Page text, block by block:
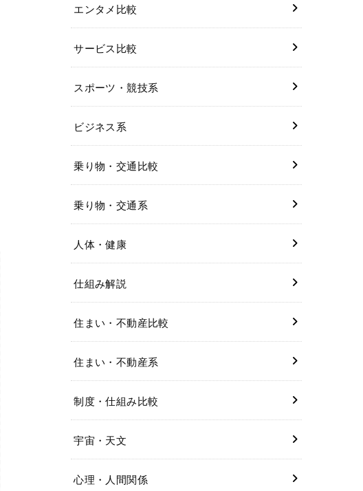
エンタメ比較
サービス比較
スポーツ・競技系
ビジネス系
乗り物・交通比較
乗り物・交通系
人体・健康
仕組み解説
住まい・不動産比較
住まい・不動産系
制度・仕組み比較
宇宙・天文
心理・人間関係